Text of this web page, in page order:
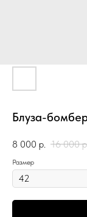
Блуза-
8 000 р. 16 000
Размер